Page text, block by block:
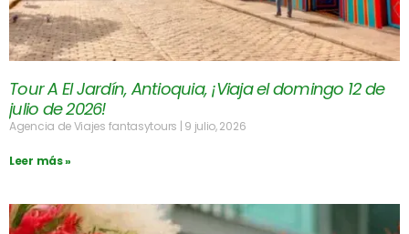
Tour A El Jardín, Antioquia, ¡Viaja el domingo 12 de
julio de 2026!
Agencia de Viajes fantasytours 9 julio, 2026
Leer más »